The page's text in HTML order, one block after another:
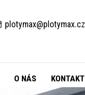
plotymax@plotymax.cz
O NÁS KONTAKT